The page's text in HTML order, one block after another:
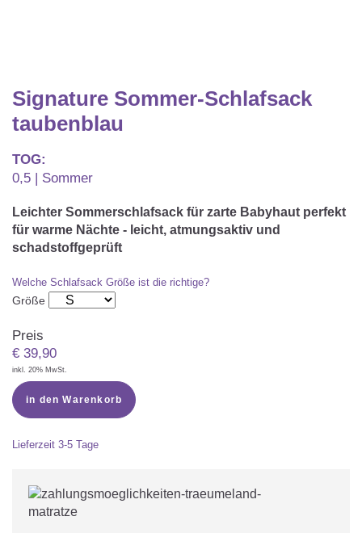
Puck-Schlafsack
Innenschlafsack
Kuschelkissen
TEXTILIEN
Spannbettlaken
Bettschlange
Dreieckstuch & Schnuffeltuch
Mulltücher
Kuschelnest
Spezialkissen
Seitenlagerung
ZUBEHÖR
GESCHENKGUTSCHEIN
GESCHENKSETS & AKTIONEN
Signature Sommer-Schlafsack
taubenblau
TOG:
0,5 | Sommer
Leichter Sommerschlafsack für zarte Babyhaut perfekt
für warme Nächte - leicht, atmungsaktiv und
schadstoffgeprüft
Welche Schlafsack Größe ist die richtige?
Größe
Preis
€ 39,90
inkl. 20% MwSt.
in den Warenkorb
Lieferzeit 3-5 Tage